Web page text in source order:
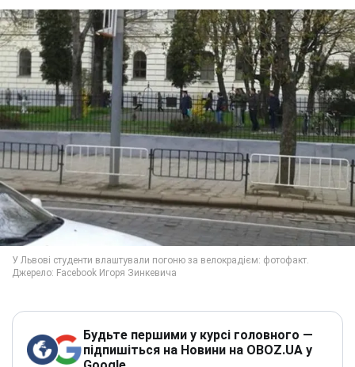
Будьте першими у курсі головного —
підпишіться на Новини на OBOZ.UA у